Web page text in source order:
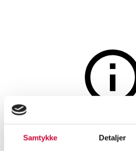
Samtykke Detaljer
Aage Albing: A